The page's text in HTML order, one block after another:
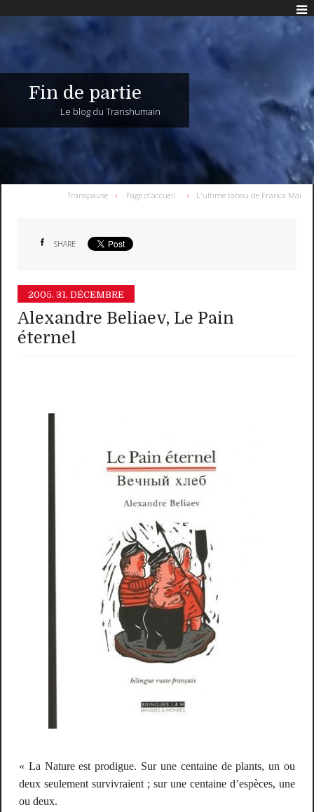
Fin de partie
Le blog du Transhumain
Transpause Page d'accueil L'ultime tabou de Franca Maï
SHARE
2005. 31. DÉCEMBRE
Alexandre Beliaev, Le Pain
éternel
« La Nature est prodigue. Sur une centaine de plants, un ou
deux seulement survivraient ; sur une centaine d’espèces, une
ou deux.